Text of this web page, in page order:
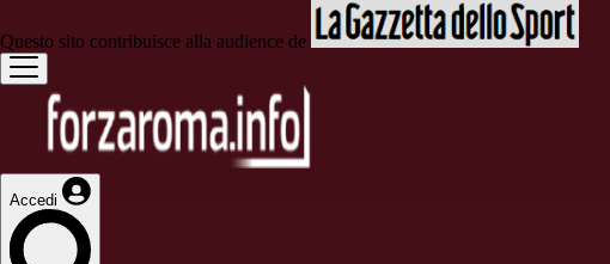
Questo sito contribuisce alla audience de
Accedi